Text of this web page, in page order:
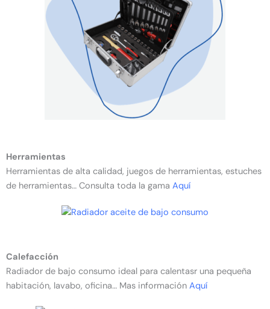
Herramientas
Herramientas de alta calidad, juegos de herramientas, estuches
de herramientas… Consulta toda la gama Aquí
Calefacción
Radiador de bajo consumo ideal para calentasr una pequeña
habitación, lavabo, oficina… Mas información Aquí